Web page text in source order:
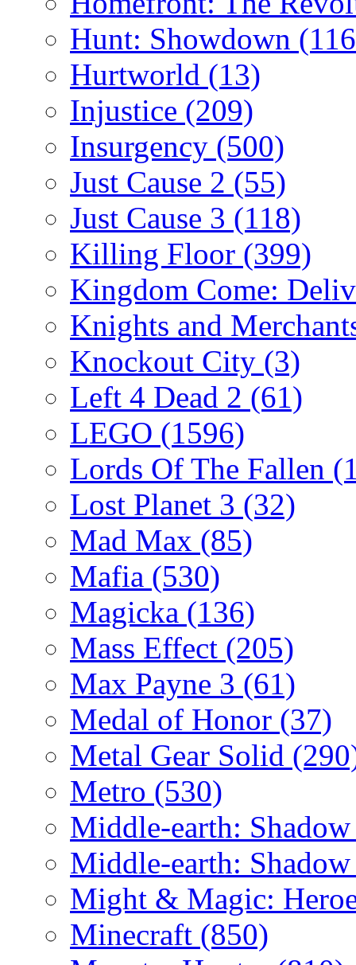
Hunt: Showdown
Hurtworld (13)
Injustice (209)
Insurgency (500)
Just Cause 2 (55)
Just Cause 3 (118)
Killing Floor (399)
Kingdom Come:
Knights and
Knockout City (3)
Left 4 Dead 2 (61)
LEGO (1596)
Lords Of The Fallen
Lost Planet 3 (32)
Mad Max (85)
Mafia (530)
Magicka (136)
Mass Effect (205)
Max Payne 3 (61)
Medal of Honor (37)
Metal Gear Solid
Metro (530)
Middle-earth:
Middle-earth:
Might & Magic:
Minecraft (850)